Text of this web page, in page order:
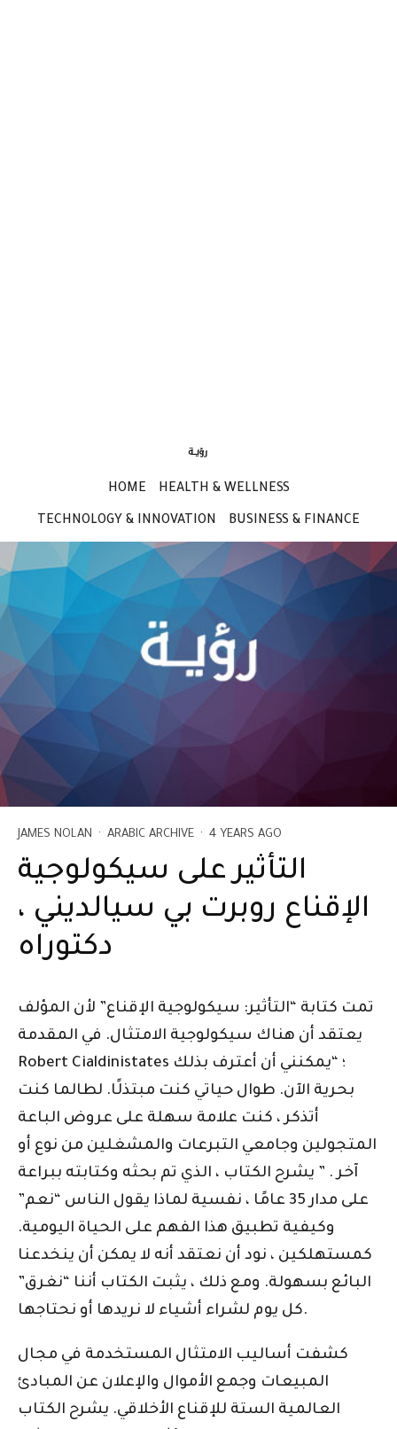
HOME HEALTH & WELLNESS
TECHNOLOGY & INNOVATION BUSINESS & FINANCE
JAMES NOLAN · ARABIC ARCHIVE · 4 YEARS AGO
التأثير على سيكولوجية
الإقناع روبرت بي سيالديني ،
دكتوراه
تمت كتابة “التأثير: سيكولوجية الإقناع” لأن المؤلف
يعتقد أن هناك سيكولوجية الامتثال. في المقدمة
Robert Cialdinistates ؛ “يمكنني أن أعترف بذلك
بحرية الآن. طوال حياتي كنت مبتذلًا. لطالما كنت
أتذكر ، كنت علامة سهلة على عروض الباعة
المتجولين وجامعي التبرعات والمشغلين من نوع أو
آخر . ” يشرح الكتاب ، الذي تم بحثه وكتابته ببراعة
على مدار 35 عامًا ، نفسية لماذا يقول الناس “نعم”
وكيفية تطبيق هذا الفهم على الحياة اليومية.
كمستهلكين ، نود أن نعتقد أنه لا يمكن أن ينخدعنا
البائع بسهولة. ومع ذلك ، يثبت الكتاب أننا “نغرق”
كل يوم لشراء أشياء لا نريدها أو نحتاجها.
كشفت أساليب الامتثال المستخدمة في مجال
المبيعات وجمع الأموال والإعلان عن المبادئ
العالمية الستة للإقناع الأخلاقي. يشرح الكتاب